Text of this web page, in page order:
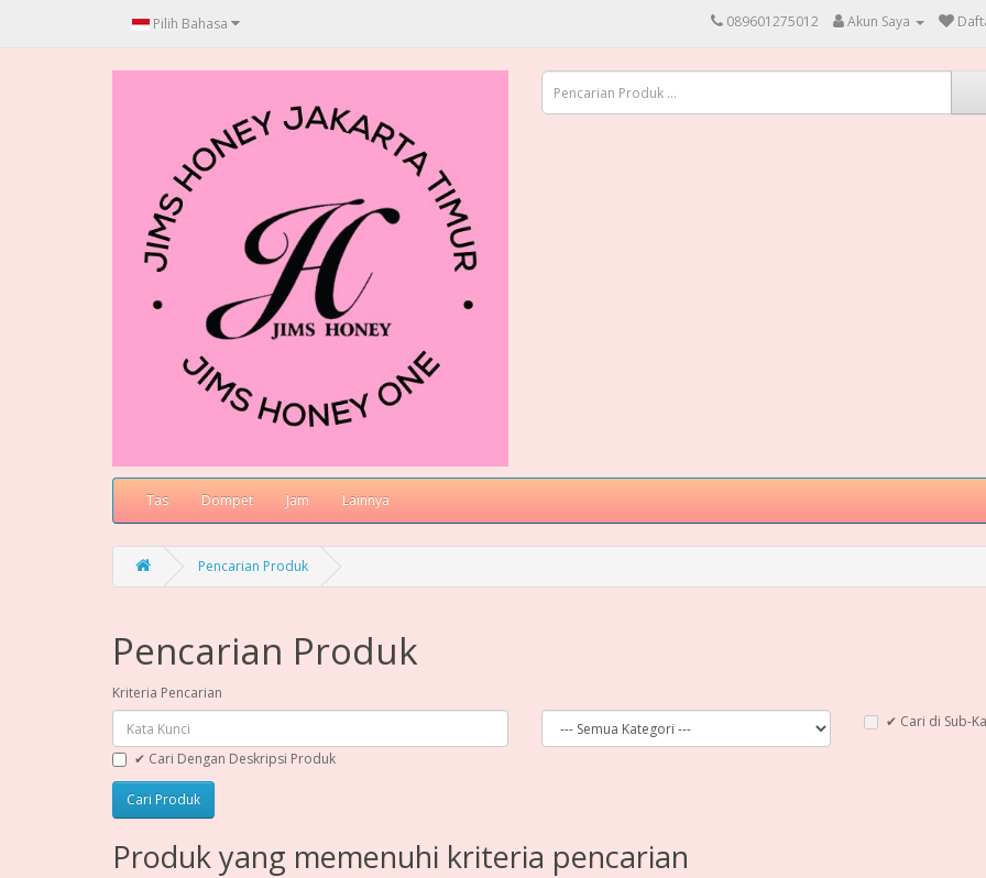
Pilih Bahasa 089601275012 Akun Saya
Tas Dompet Jam Lainnya
Pencarian Produk
Pencarian Produk
Kriteria Pencarian
✔ Cari di Sub-
✔ Cari Dengan Deskripsi Produk
Produk yang memenuhi kriteria pencarian